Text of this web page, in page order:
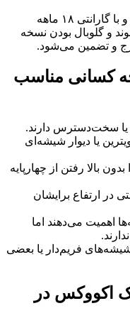
تمام مدل‌های این دسته در نسخه گلوبال و با گارانتی ۱۸ ماهه
و گلوبال بودن نسخه
و تضمین می‌شود.
کسانی مناسب
یا سخت‌دسترس دارند.
یا دیوار شیشه‌ای
بالا رفتن از چهارپایه
در ارتفاع برایشان
اهمیت می‌دهند اما
فریم‌دار یا بعضی
اکووکس در